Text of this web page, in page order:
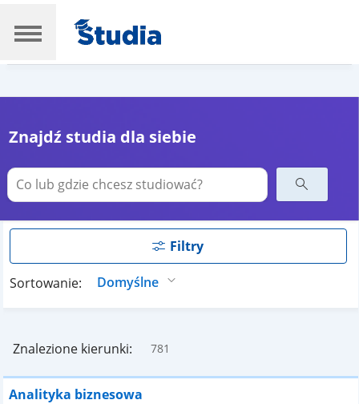
Znajdź studia dla siebie
Filtry
Sortowanie:
Znalezione kierunki: 781
Analityka biznesowa